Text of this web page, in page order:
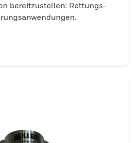
bereitzustellen: Rettungs-